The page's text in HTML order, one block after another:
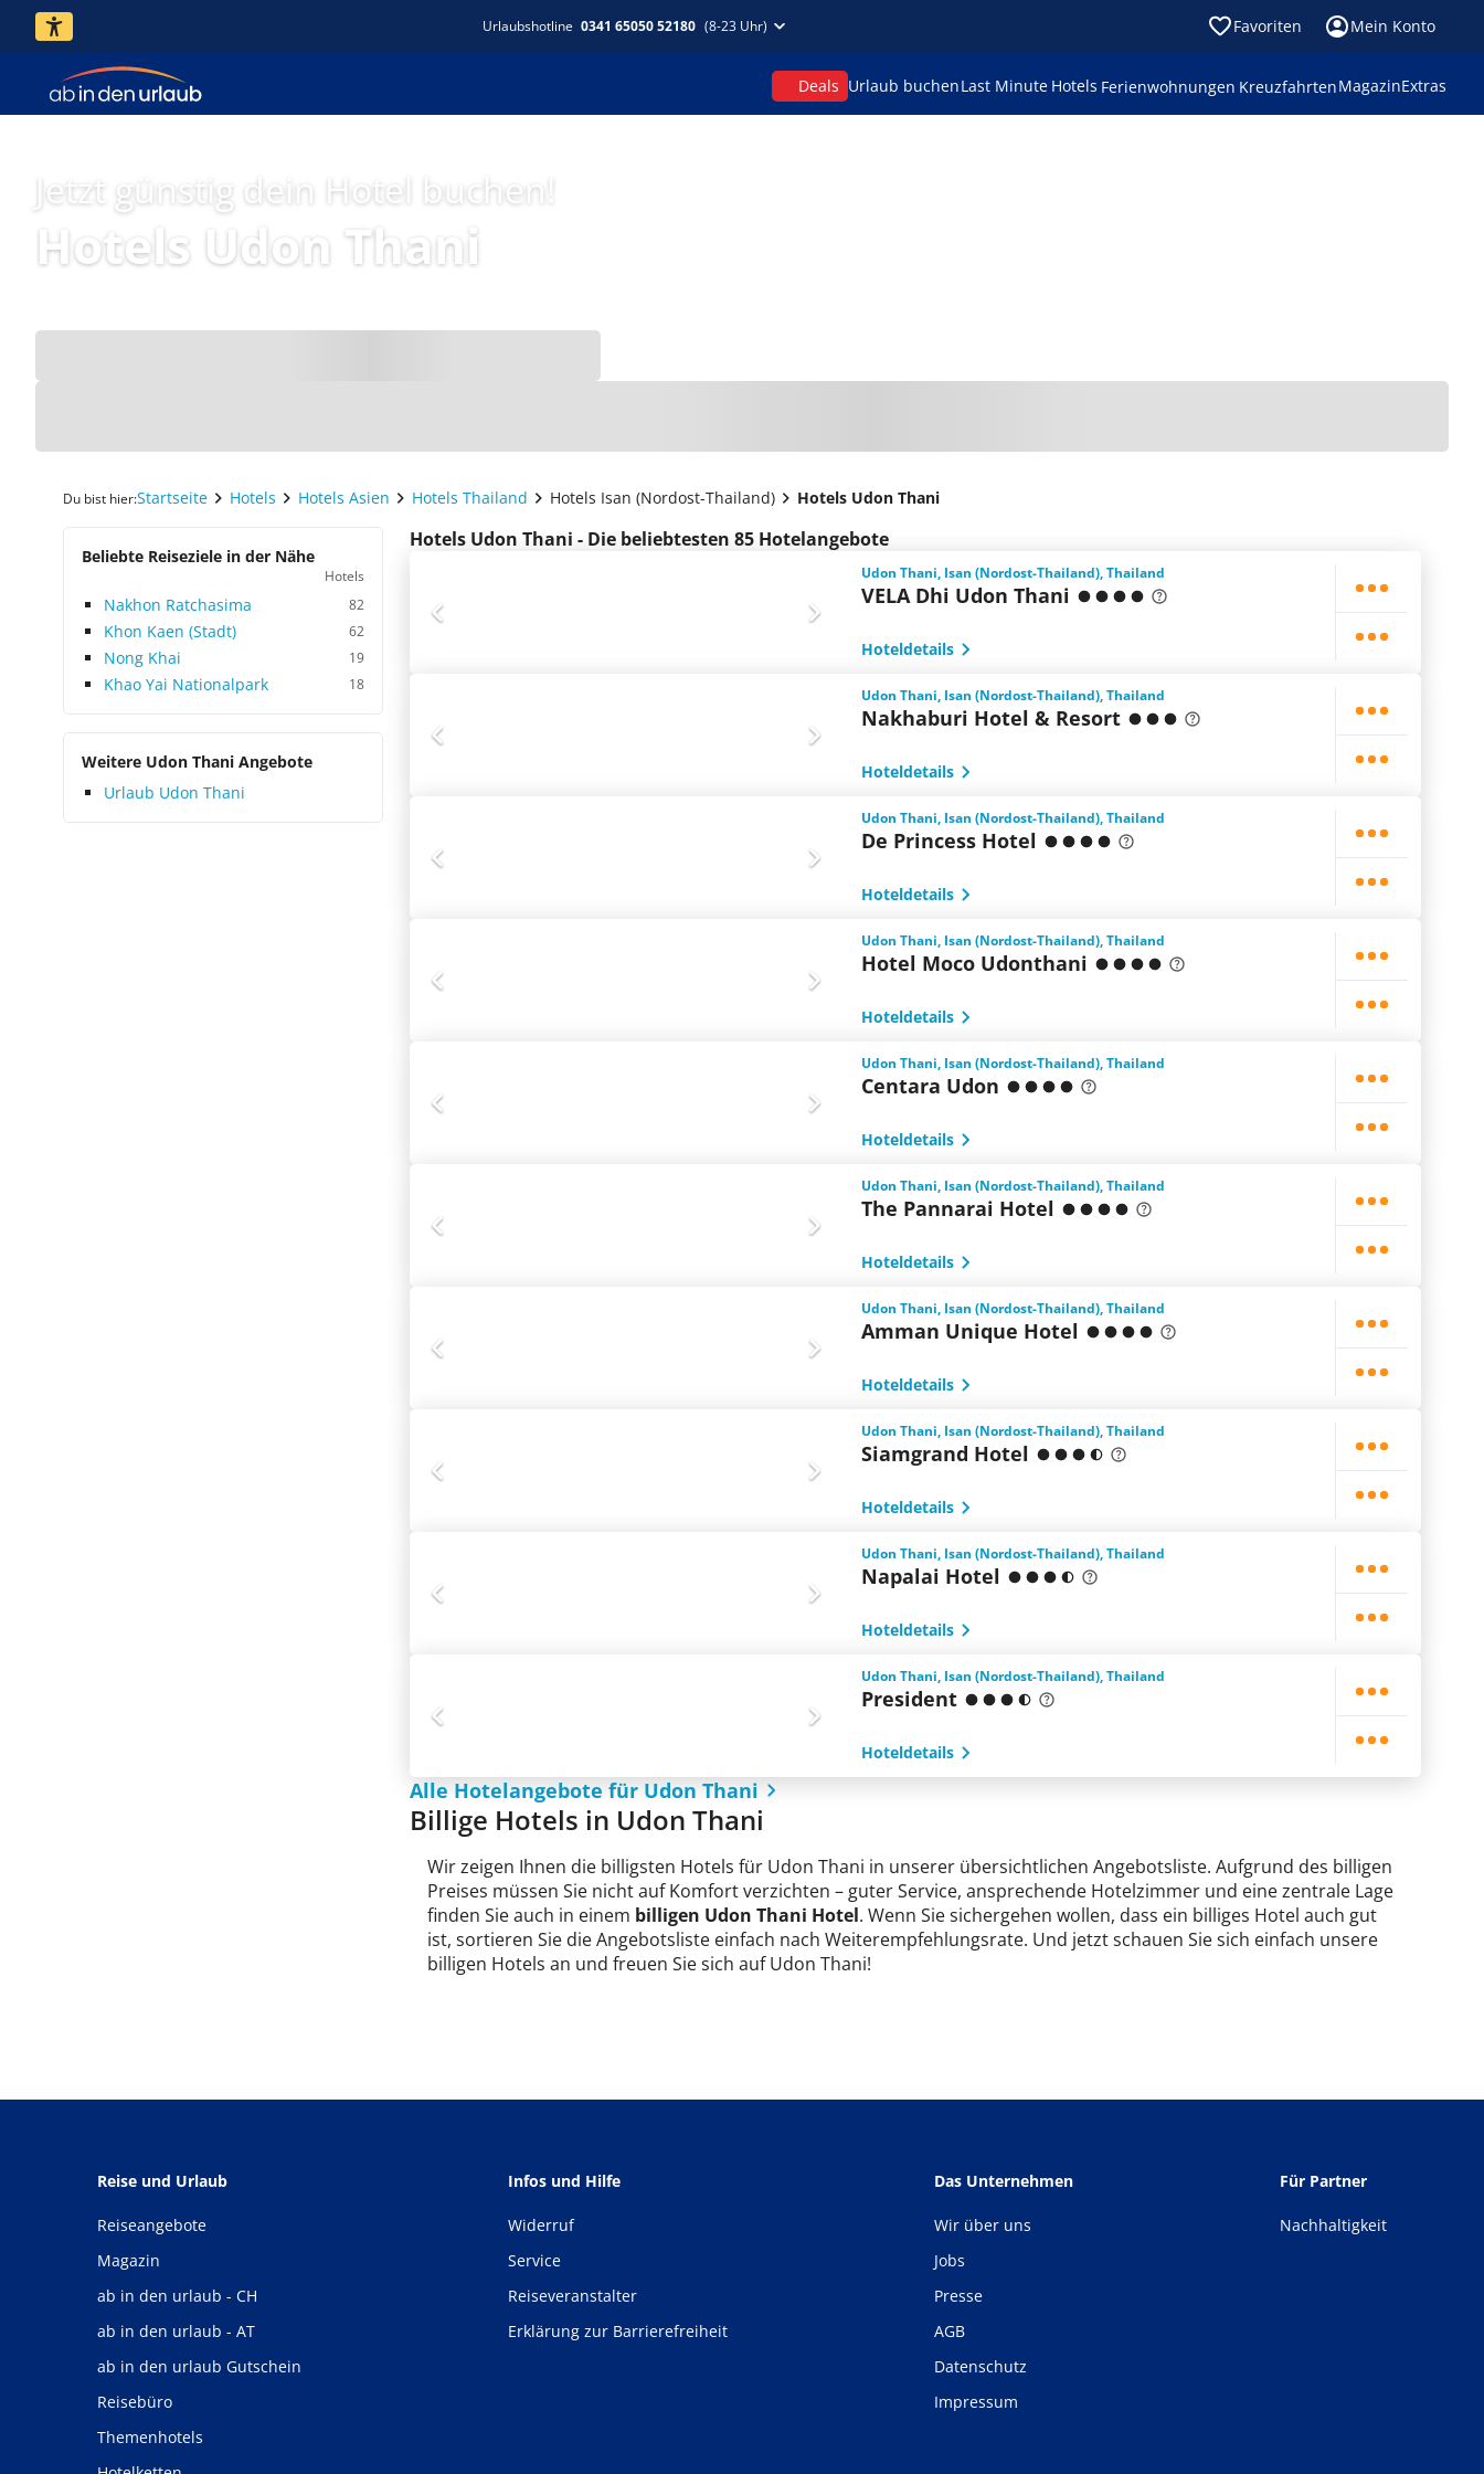
Urlaubshotline 0341 65050 52180 (8-23 Uhr) Favoriten Mein Konto
Deals Urlaub buchenLast Minute Hotels Ferienwohnungen KreuzfahrtenMagazinExtras
Jetzt günstig dein Hotel buchen!
Hotels Udon Thani
Du bist hier:Startseite Hotels Hotels Asien Hotels Thailand Hotels Isan (Nordost-Thailand) Hotels Udon Thani
Beliebte Reiseziele in der Nähe
Hotels
Nakhon Ratchasima 82
Khon Kaen (Stadt) 62
Nong Khai 19
Khao Yai Nationalpark 18
Weitere Udon Thani Angebote
Urlaub Udon Thani
Hotels Udon Thani - Die beliebtesten 85 Hotelangebote
Udon Thani, Isan (Nordost-Thailand), Thailand
VELA Dhi Udon Thani
Hoteldetails
Udon Thani, Isan (Nordost-Thailand), Thailand
Nakhaburi Hotel & Resort
Hoteldetails
Udon Thani, Isan (Nordost-Thailand), Thailand
De Princess Hotel
Hoteldetails
Udon Thani, Isan (Nordost-Thailand), Thailand
Hotel Moco Udonthani
Hoteldetails
Udon Thani, Isan (Nordost-Thailand), Thailand
Centara Udon
Hoteldetails
Udon Thani, Isan (Nordost-Thailand), Thailand
The Pannarai Hotel
Hoteldetails
Udon Thani, Isan (Nordost-Thailand), Thailand
Amman Unique Hotel
Hoteldetails
Udon Thani, Isan (Nordost-Thailand), Thailand
Siamgrand Hotel
Hoteldetails
Udon Thani, Isan (Nordost-Thailand), Thailand
Napalai Hotel
Hoteldetails
Udon Thani, Isan (Nordost-Thailand), Thailand
President
Hoteldetails
Alle Hotelangebote für Udon Thani
Billige Hotels in Udon Thani
Wir zeigen Ihnen die billigsten Hotels für Udon Thani in unserer übersichtlichen Angebotsliste. Aufgrund des billigen
Preises müssen Sie nicht auf Komfort verzichten – guter Service, ansprechende Hotelzimmer und eine zentrale Lage
finden Sie auch in einem billigen Udon Thani Hotel. Wenn Sie sichergehen wollen, dass ein billiges Hotel auch gut
ist, sortieren Sie die Angebotsliste einfach nach Weiterempfehlungsrate. Und jetzt schauen Sie sich einfach unsere
billigen Hotels an und freuen Sie sich auf Udon Thani!
Reise und Urlaub
Reiseangebote
Magazin
ab in den urlaub - CH
ab in den urlaub - AT
ab in den urlaub Gutschein
Reisebüro
Themenhotels
Infos und Hilfe
Widerruf
Service
Reiseveranstalter
Erklärung zur Barrierefreiheit
Das Unternehmen
Wir über uns
Jobs
Presse
AGB
Datenschutz
Impressum
Für Partner
Nachhaltigkeit